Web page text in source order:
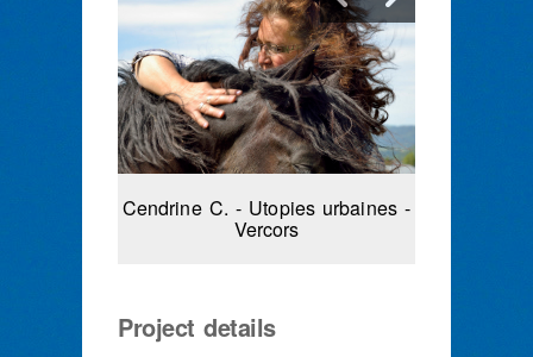
Cendrine C. - Utopies urbaines -
Vercors
Project details